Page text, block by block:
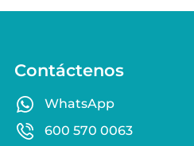
Contáctenos
WhatsApp
600 570 0063